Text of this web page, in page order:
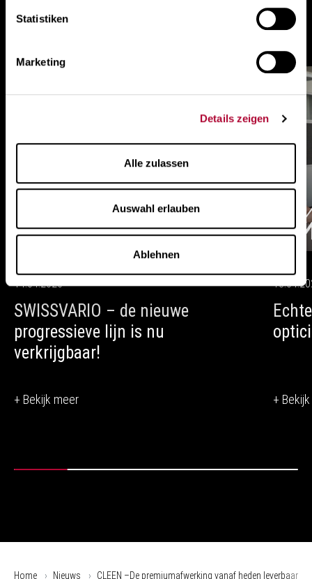
Statistiken
Marketing
Details zeigen
Alle zulassen
Auswahl erlauben
Ablehnen
Optiswiss News
14.04.2026
SWISSVARIO – de nieuwe
progressieve lijn is nu
verkrijgbaar!
+ Bekijk meer +
Home Nieuws CLEEN –De premiumafwerking vanaf heden leverbaar!